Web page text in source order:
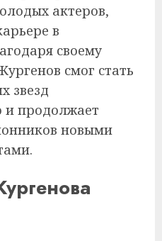
актеров,
в
своему
смог стать
звезд
и продолжает
новыми